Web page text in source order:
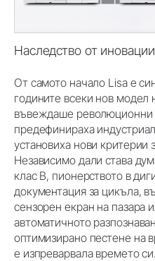
Наследство от иновации
От самото начало Lisa е
годините всеки нов модел
въвеждаше революционни
предефинираха
установиха нови критерии
Независимо дали става
клас В, пионерството в
документация за цикъла,
сензорен екран на пазара
автоматичното
оптимизирано пестене на
е изпреварвала времето си.